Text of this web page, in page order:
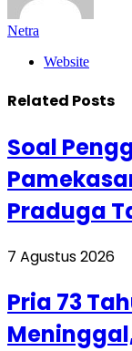
Netra
Website
Related Posts
Soal
Praduga
7 Agustus 2026
Pria 73